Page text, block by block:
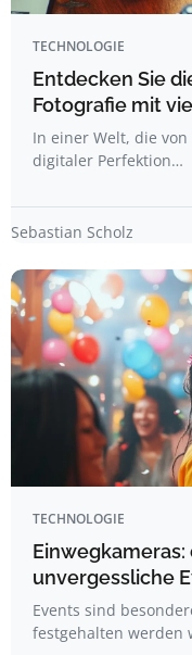
TECHNOLOGIE
Entdecken Sie
Fotografie mit
In einer Welt, die
digitaler Perfektion…
Sebastian Scholz
TECHNOLOGIE
unvergessliche
Events sind
festgehalten werden